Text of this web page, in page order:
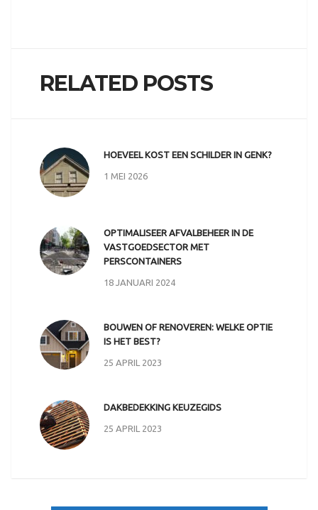
RELATED POSTS
HOEVEEL KOST EEN SCHILDER IN GENK?
1 MEI 2026
OPTIMALISEER AFVALBEHEER IN DE
VASTGOEDSECTOR MET
PERSCONTAINERS
18 JANUARI 2024
BOUWEN OF RENOVEREN: WELKE OPTIE
IS HET BEST?
25 APRIL 2023
DAKBEDEKKING KEUZEGIDS
25 APRIL 2023